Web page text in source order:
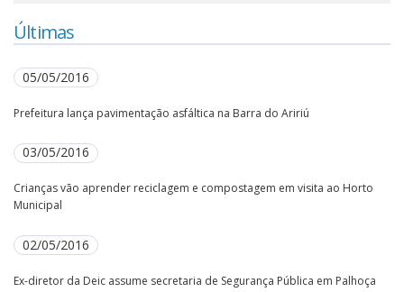
Últimas
05/05/2016
Prefeitura lança pavimentação asfáltica na Barra do Aririú
03/05/2016
Crianças vão aprender reciclagem e compostagem em visita ao Horto
Municipal
02/05/2016
Ex-diretor da Deic assume secretaria de Segurança Pública em Palhoça